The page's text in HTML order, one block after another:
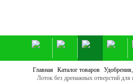
Главная Каталог товаров
Лоток без дренажных отверстий для